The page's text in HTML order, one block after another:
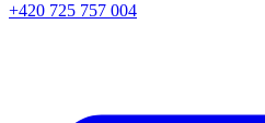
+420 725 757 004